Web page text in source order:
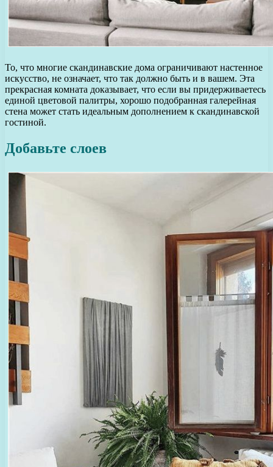
То, что многие скандинавские дома ограничивают настенное
искусство, не означает, что так должно быть и в вашем. Эта
прекрасная комната доказывает, что если вы придерживаетесь
единой цветовой палитры, хорошо подобранная галерейная
стена может стать идеальным дополнением к скандинавской
гостиной.
Добавьте слоев